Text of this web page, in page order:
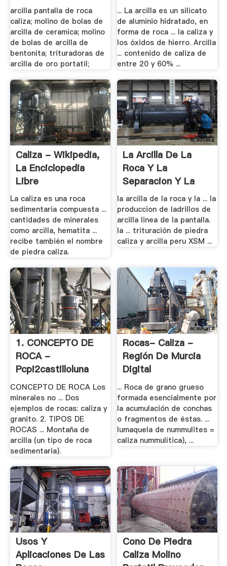
arcilla pantalla de roca
caliza; molino de bolas de
arcilla de ceramica; molino
de bolas de arcilla de
bentonita; trituradoras de
arcilla de oro portatil;
... La arcilla es un silicato
de aluminio hidratado, en
forma de roca ... la caliza y
los óxidos de hierro. Arcilla
... contenido de caliza de
entre 20 y 60% ...
Caliza - Wikipedia,
La Enciclopedia
Libre
La caliza es una roca
sedimentaria compuesta ...
cantidades de minerales
como arcilla, hematita ...
recibe también el nombre
de piedra caliza.
La Arcilla De La
Roca Y La
Separacion Y La
Pantalla ...
la arcilla de la roca y la ... la
produccion de ladrillos de
arcilla linea de la pantalla.
la ... trituración de piedra
caliza y arcilla peru XSM ...
1. CONCEPTO DE
ROCA -
Pcpi2castilloluna
CONCEPTO DE ROCA Los
minerales no ... Dos
ejemplos de rocas: caliza y
granito. 2. TIPOS DE
ROCAS ... Montaña de
arcilla (un tipo de roca
sedimentaria).
Rocas- Caliza -
Región De Murcia
Digital
... Roca de grano grueso
formada esencialmente por
la acumulación de conchas
o fragmentos de éstas. ...
lumaquela de nummulites =
caliza nummulítica), ...
Usos Y
Aplicaciones De Las
Cono De Piedra
Caliza Molino